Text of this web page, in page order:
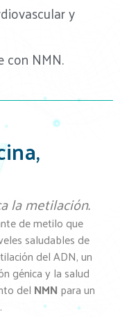
y
con NMN.
la metilación.
de metilo que
saludables de
del ADN, un
génica y la salud
del NMN para un